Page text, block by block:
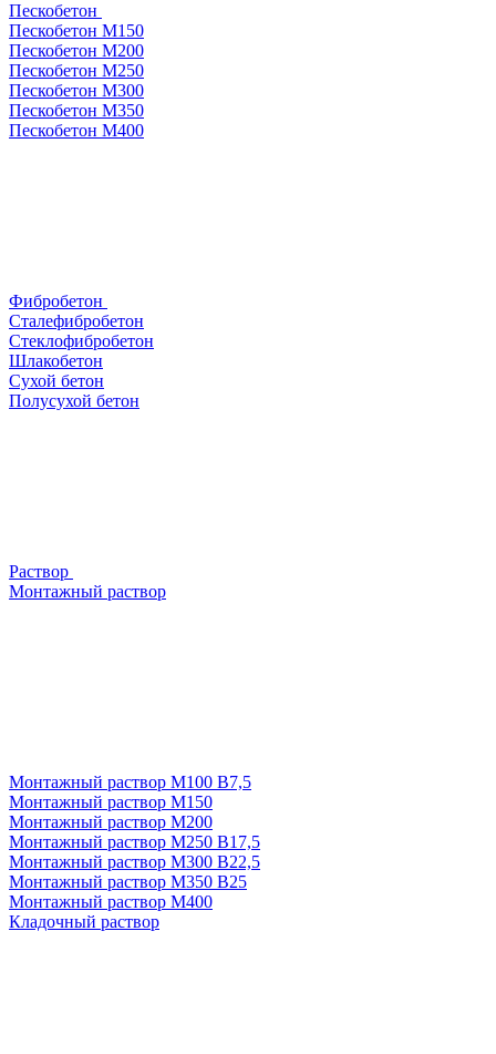
Пескобетон
Пескобетон М150
Пескобетон М200
Пескобетон М250
Пескобетон М300
Пескобетон М350
Пескобетон М400
Фибробетон
Сталефибробетон
Стеклофибробетон
Шлакобетон
Сухой бетон
Полусухой бетон
Раствор
Монтажный раствор
Монтажный раствор М100 В7,5
Монтажный раствор М150
Монтажный раствор М200
Монтажный раствор М250 В17,5
Монтажный раствор М300 В22,5
Монтажный раствор М350 В25
Монтажный раствор М400
Кладочный раствор